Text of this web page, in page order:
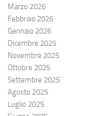
Marzo 2026
Febbraio 2026
Gennaio 2026
Dicembre 2025
Novembre 2025
Ottobre 2025
Settembre 2025
Agosto 2025
Luglio 2025